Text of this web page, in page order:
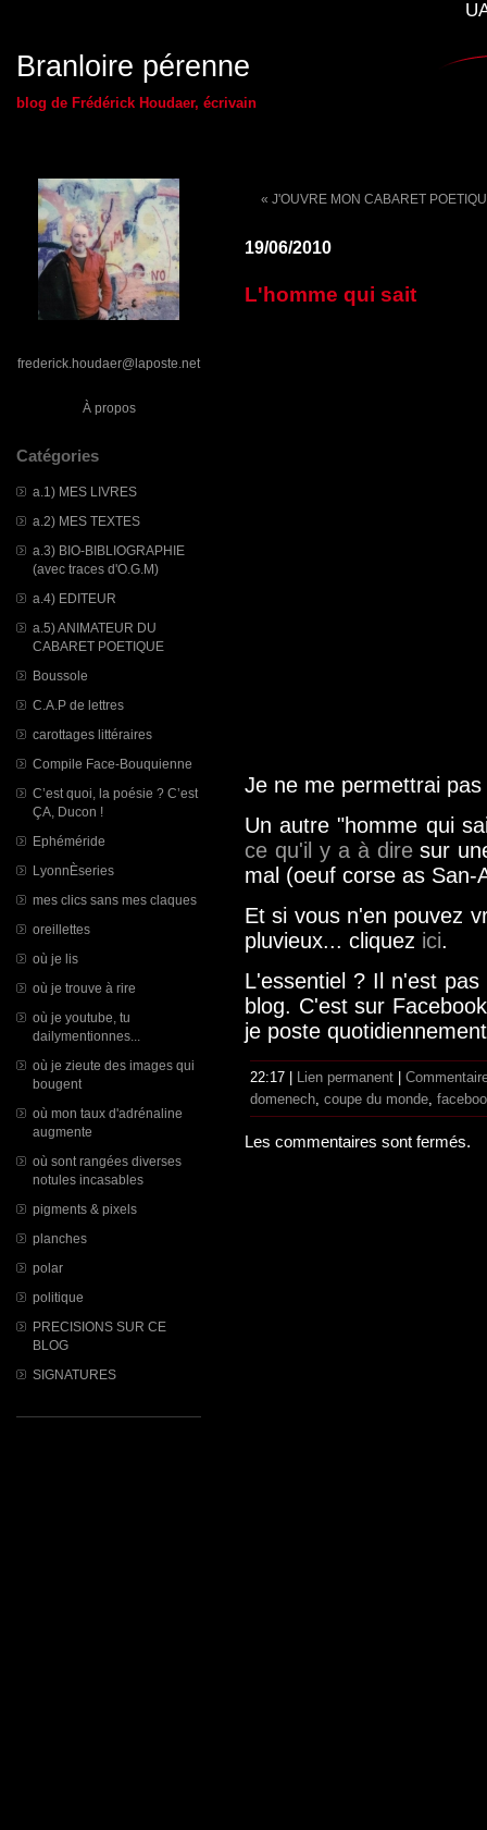
Branloire pérenne
blog de Frédérick Houdaer, écrivain
frederick.houdaer@laposte.net
À propos
Catégories
a.1) MES LIVRES
a.2) MES TEXTES
a.3) BIO-BIBLIOGRAPHIE
(avec traces d'O.G.M)
a.4) EDITEUR
a.5) ANIMATEUR DU
CABARET POETIQUE
Boussole
C.A.P de lettres
carottages littéraires
Compile Face-Bouquienne
C’est quoi, la poésie ? C’est
ÇA, Ducon !
Ephéméride
LyonnÈseries
mes clics sans mes claques
oreillettes
où je lis
où je trouve à rire
où je youtube, tu
dailymentionnes...
où je zieute des images qui
bougent
où mon taux d'adrénaline
augmente
où sont rangées diverses
notules incasables
pigments & pixels
planches
polar
politique
PRECISIONS SUR CE
BLOG
SIGNATURES
« J'OUVRE MON CABARET
19/06/2010
L'homme qui sait
Je ne me permettrai
Un autre "homme qui
ce qu'il y a à dire sur
mal (oeuf corse as San-
Et si vous n'en pouvez
pluvieux... cliquez ici.
L'essentiel ? Il n'est
blog. C'est sur
je poste
22:17 | Lien permanent
domenech, coupe du monde,
Les commentaires sont fermés.